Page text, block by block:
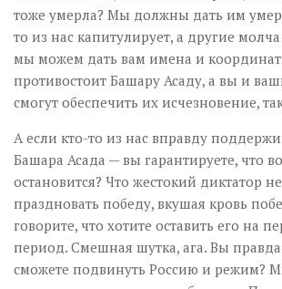
тоже умерла? Мы должны дать им
то из нас капитулирует, а другие
мы можем дать вам имена и
противостоит Башару Асаду, а вы и
смогут обеспечить их исчезновение,
А если кто-то из нас вправду
Башара Асада — вы гарантируете, что
остановится? Что жестокий диктатор
праздновать победу, вкушая кровь
говорите, что хотите оставить его на
период. Смешная шутка, ага. Вы правда
сможете подвинуть Россию и режим?